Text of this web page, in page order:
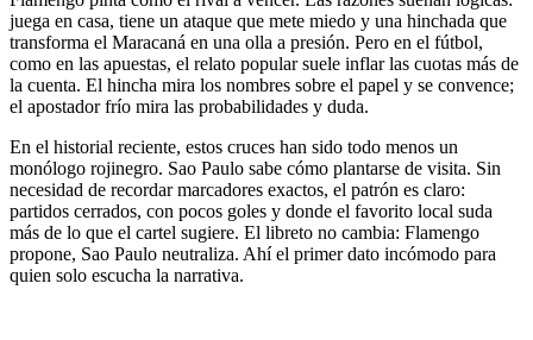
juega en casa, tiene un ataque que mete miedo y una hinchada que
transforma el Maracaná en una olla a presión. Pero en el fútbol,
como en las apuestas, el relato popular suele inflar las cuotas más de
la cuenta. El hincha mira los nombres sobre el papel y se convence;
el apostador frío mira las probabilidades y duda.
En el historial reciente, estos cruces han sido todo menos un
monólogo rojinegro. Sao Paulo sabe cómo plantarse de visita. Sin
necesidad de recordar marcadores exactos, el patrón es claro:
partidos cerrados, con pocos goles y donde el favorito local suda
más de lo que el cartel sugiere. El libreto no cambia: Flamengo
propone, Sao Paulo neutraliza. Ahí el primer dato incómodo para
quien solo escucha la narrativa.